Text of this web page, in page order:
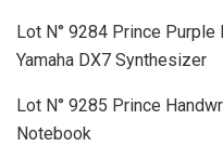
Lot N° 9284 Prince Purple
Yamaha DX7 Synthesizer
Lot N° 9285 Prince
Notebook